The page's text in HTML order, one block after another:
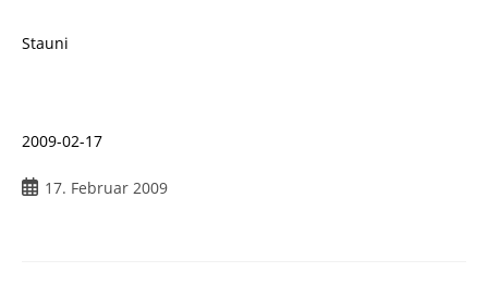
Stauni
2009-02-17
Beitrag17. Februar 2009